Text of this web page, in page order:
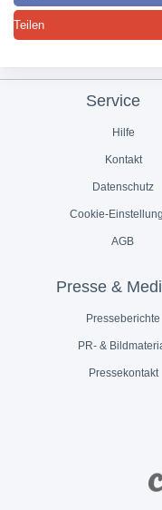
Teilen
Service
Hilfe
Kontakt
Datenschutz
Cookie-
AGB
Presse &
Presseberichte
PR- &
Pressekontakt